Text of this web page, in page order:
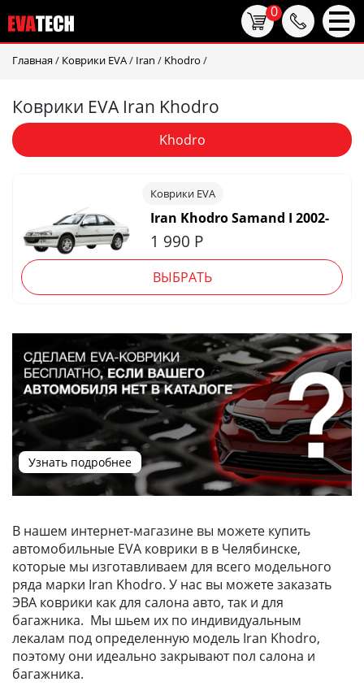
Главная / Коврики EVA/ Iran / Khodro /
Коврики EVA Iran Khodro
Khodro
Коврики EVA
Iran Khodro Samand I 2002-
1 990 Р
ВЫБРАТЬ
Узнать подробнее
В нашем интернет-магазине вы можете купить
автомобильные EVA коврики в в Челябинске,
которые мы изготавливаем для всего модельного
ряда марки Iran Khodro. У нас вы можете заказать
ЭВА коврики как для салона авто, так и для
багажника. Мы шьем их по индивидуальным
лекалам под определенную модель Iran Khodro,
поэтому они идеально закрывают пол салона и
багажника.
0